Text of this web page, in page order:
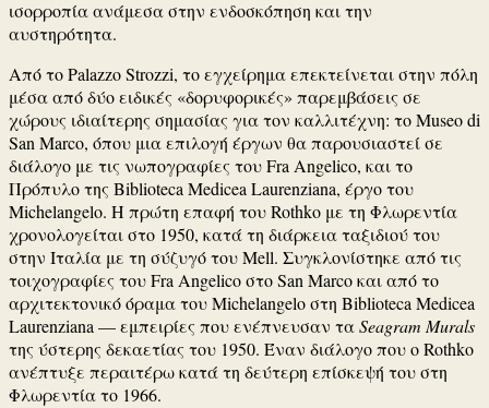
ισορροπία ανάμεσα στην ενδοσκόπηση και την
αυστηρότητα.
Από το Palazzo Strozzi, το εγχείρημα επεκτείνεται στην πόλη
μέσα από δύο ειδικές «δορυφορικές» παρεμβάσεις σε
χώρους ιδιαίτερης σημασίας για τον καλλιτέχνη: το Museo di
San Marco, όπου μια επιλογή έργων θα παρουσιαστεί σε
διάλογο με τις νωπογραφίες του Fra Angelico, και το
Πρόπυλο της Biblioteca Medicea Laurenziana, έργο του
Michelangelo. Η πρώτη επαφή του Rothko με τη Φλωρεντία
χρονολογείται στο 1950, κατά τη διάρκεια ταξιδιού του
στην Ιταλία με τη σύζυγό του Mell. Συγκλονίστηκε από τις
τοιχογραφίες του Fra Angelico στο San Marco και από το
αρχιτεκτονικό όραμα του Michelangelo στη Biblioteca Medicea
Laurenziana — εμπειρίες που ενέπνευσαν ταSeagram Murals
της ύστερης δεκαετίας του 1950. Έναν διάλογο που ο Rothko
ανέπτυξε περαιτέρω κατά τη δεύτερη επίσκεψή του στη
Φλωρεντία το 1966.